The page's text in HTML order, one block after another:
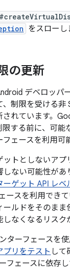
をスローし
の更新
デベロッパ
制限を受ける非
れています。
する前に、可能
ェースを利用可
ットとしないアプ
しない可能性があ
ーゲット API レベ
ースを利用でき
ールドをそのまま
なくなるリスク
ターフェースを
プリをテスト して
フェースに依存し